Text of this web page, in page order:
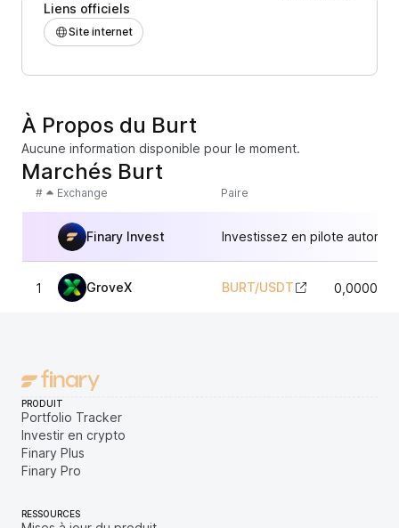
Liens officiels
Site internet
À Propos du Burt
Aucune information disponible pour le moment.
Marchés Burt
# Exchange Paire
Finary Invest Investissez en pilote
1 GroveX BURT/USDT
PRODUIT
Portfolio Tracker
Investir en crypto
Finary Plus
Finary Pro
RESSOURCES